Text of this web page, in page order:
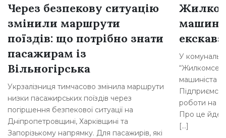
Через безпекову ситуацію
змінили маршрути
поїздів: що потрібно знати
пасажирам із
Вільногірська
Укрзалізниця тимчасово змінила маршрути
низки пасажирських поїздів через
погіршення безпекової ситуації на
Дніпропетровщині, Харківщині та
Запорізькому напрямку. Для пасажирів, які
У
машиніста
роботи на
Про це
[…]